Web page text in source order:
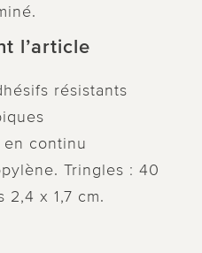
l’article
résistants
continu
Tringles : 40
2,4 x 1,7 cm.